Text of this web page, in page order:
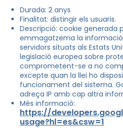
Durada: 2 anys
Finalitat: distingir els usuaris.
Descripció: cookie generada
emmagatzema la
servidors situats als Estats
legislació europea sobre
comprometent-se a no
excepte quan la llei ho
funcionament del sistema.
adreça IP amb cap altra
Més informació:
https://
usage?hl=es&csw=1